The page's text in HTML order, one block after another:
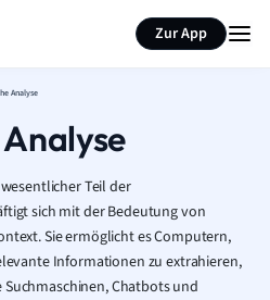
Zur App
Analyse
Teil der
sich mit der Bedeutung von
Sie ermöglicht es Computern,
Informationen zu extrahieren,
Chatbots und
Seite zusammenfassen